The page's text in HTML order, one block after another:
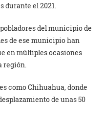
durante el 2021.
del municipio de
de ese municipio han
en múltiples ocasiones
región.
como Chihuahua, donde
de unas 50